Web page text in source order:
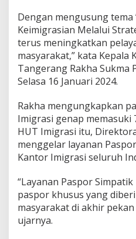
m
p
a
t
i
k
Dengan mengusung tema
Keimigrasian Melalui
terus meningkatkan
masyarakat,” kata Kepala
Tangerang Rakha Sukma
Selasa 16 Januari 2024.
Rakha mengungkapkan
Imigrasi genap memasuki
HUT Imigrasi itu,
menggelar layanan
Kantor Imigrasi seluruh
“Layanan Paspor
paspor khusus yang
masyarakat di akhir
ujarnya.